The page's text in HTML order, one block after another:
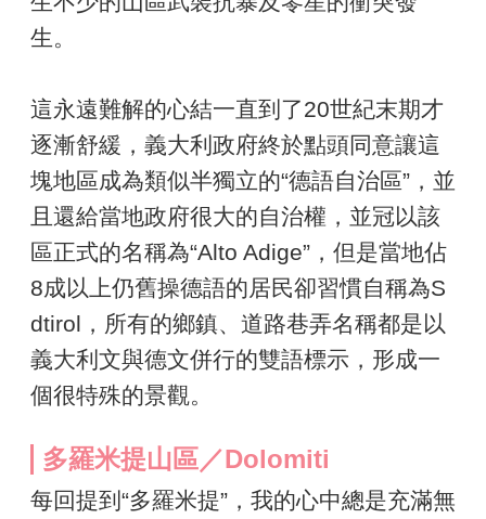
生。
這永遠難解的心結一直到了20世紀末期才
逐漸舒緩，義大利政府終於點頭同意讓這
塊地區成為類似半獨立的“德語自治區”，並
且還給當地政府很大的自治權，並冠以該
區正式的名稱為“Alto Adige”，但是當地佔
8成以上仍舊操德語的居民卻習慣自稱為S
dtirol，所有的鄉鎮、道路巷弄名稱都是以
義大利文與德文併行的雙語標示，形成一
個很特殊的景觀。
多羅米提山區／Dolomiti
每回提到“多羅米提”，我的心中總是充滿無